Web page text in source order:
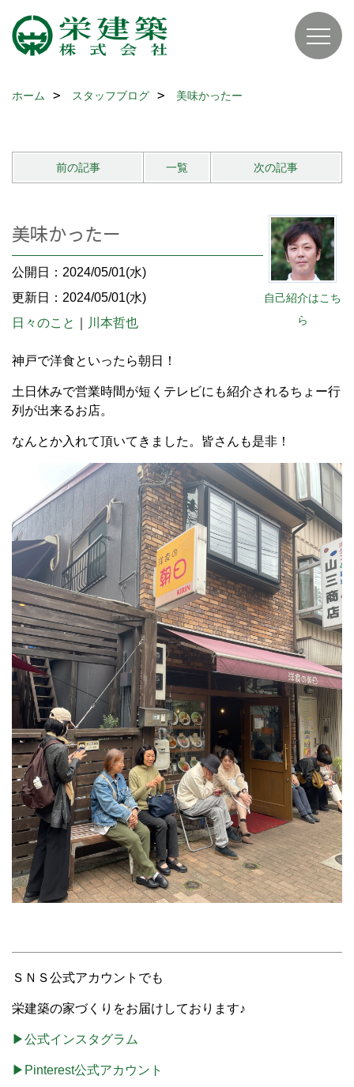
ホーム スタッフブログ 美味かったー
前の記事 一覧 次の記事
自己紹介はこち
ら
美味かったー
公開日：2024/05/01(水)
更新日：2024/05/01(水)
日々のこと
川本哲也
神戸で洋食といったら朝日！
土日休みで営業時間が短くテレビにも紹介されるちょー行
列が出来るお店。
なんとか入れて頂いてきました。皆さんも是非！
ＳＮＳ公式アカウントでも
栄建築の家づくりをお届けしております♪
▶公式インスタグラム
▶Pinterest公式アカウント